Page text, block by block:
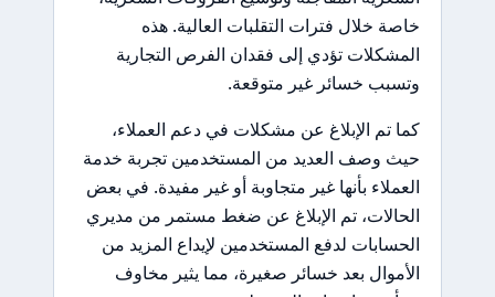
خاصة خلال فترات التقلبات العالية. هذه
المشكلات تؤدي إلى فقدان الفرص التجارية
وتسبب خسائر غير متوقعة.
كما تم الإبلاغ عن مشكلات في دعم العملاء،
حيث وصف العديد من المستخدمين تجربة خدمة
العملاء بأنها غير متجاوبة أو غير مفيدة. في بعض
الحالات، تم الإبلاغ عن ضغط مستمر من مديري
الحسابات لدفع المستخدمين لإيداع المزيد من
الأموال بعد خسائر صغيرة، مما يثير مخاوف